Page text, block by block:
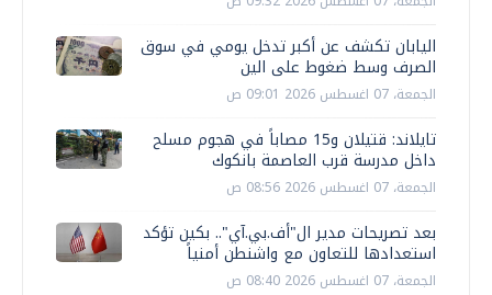
اليابان تكشف عن أكبر تدخل يومي في سوق
الصرف وسط ضغوط على الين
الجمعة، 07 اغسطس 2026 09:01 ص
تايلاند: قتيلان و15 مصاباً في هجوم مسلح
داخل مدرسة قرب العاصمة بانكوك
الجمعة، 07 اغسطس 2026 08:56 ص
بعد تصريحات مدير ال"أف.بي.آي".. بكين تؤكد
استعدادها للتعاون مع واشنطن أمنياً
الجمعة، 07 اغسطس 2026 08:40 ص